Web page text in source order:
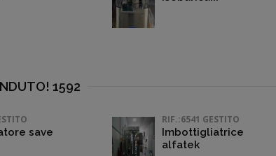
1592
save
RIF.:6541 GESTITO
Imbottigliatrice
alfatek